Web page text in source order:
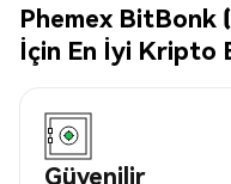
Phemex BitBonk
İçin En İyi Kripto
Güvenilir